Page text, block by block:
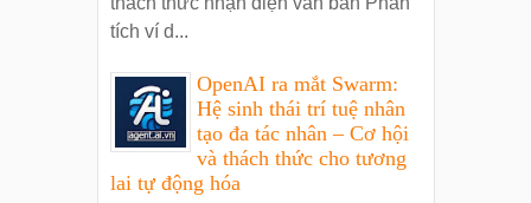
tích ví d...
OpenAI ra mắt Swarm:
Hệ sinh thái trí tuệ nhân
tạo đa tác nhân – Cơ hội
và thách thức cho tương
lai tự động hóa